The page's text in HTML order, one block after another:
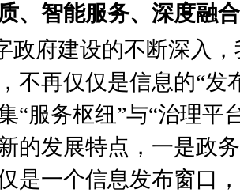
、智能服务、深度融
府建设的不断深入，
不再仅仅是信息的“发
“服务枢纽”与“治理平
的发展特点，一是政
是一个信息发布窗口